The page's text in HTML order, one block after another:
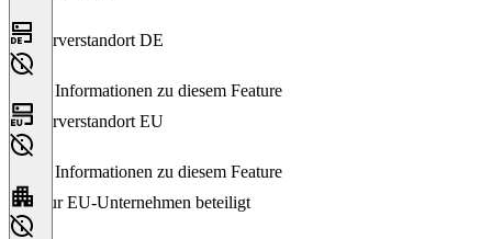
Serverstandort DE
Keine Informationen zu diesem Feature
Serverstandort EU
Keine Informationen zu diesem Feature
Nur EU-Unternehmen beteiligt